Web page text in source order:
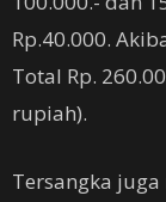
Rp.40.000.
Total Rp.
rupiah).
Tersangka juga